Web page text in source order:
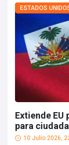
ESTADOS
Extiende
para
10 Julio 2026,